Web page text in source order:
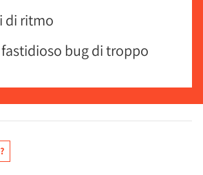
di ritmo
bug di troppo